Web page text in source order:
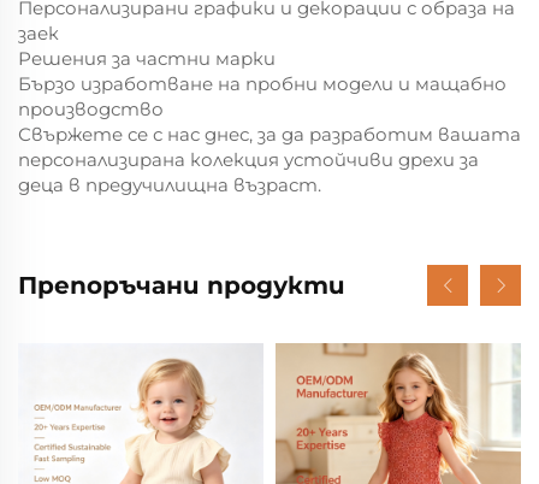
Персонализирани графики и декорации с образа на
заек
Решения за частни марки
Бързо изработване на пробни модели и мащабно
производство
Свържете се с нас днес, за да разработим вашата
персонализирана колекция устойчиви дрехи за
деца в предучилищна възраст.
Препоръчани продукти